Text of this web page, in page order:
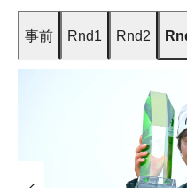
事前 Rnd1 Rnd2